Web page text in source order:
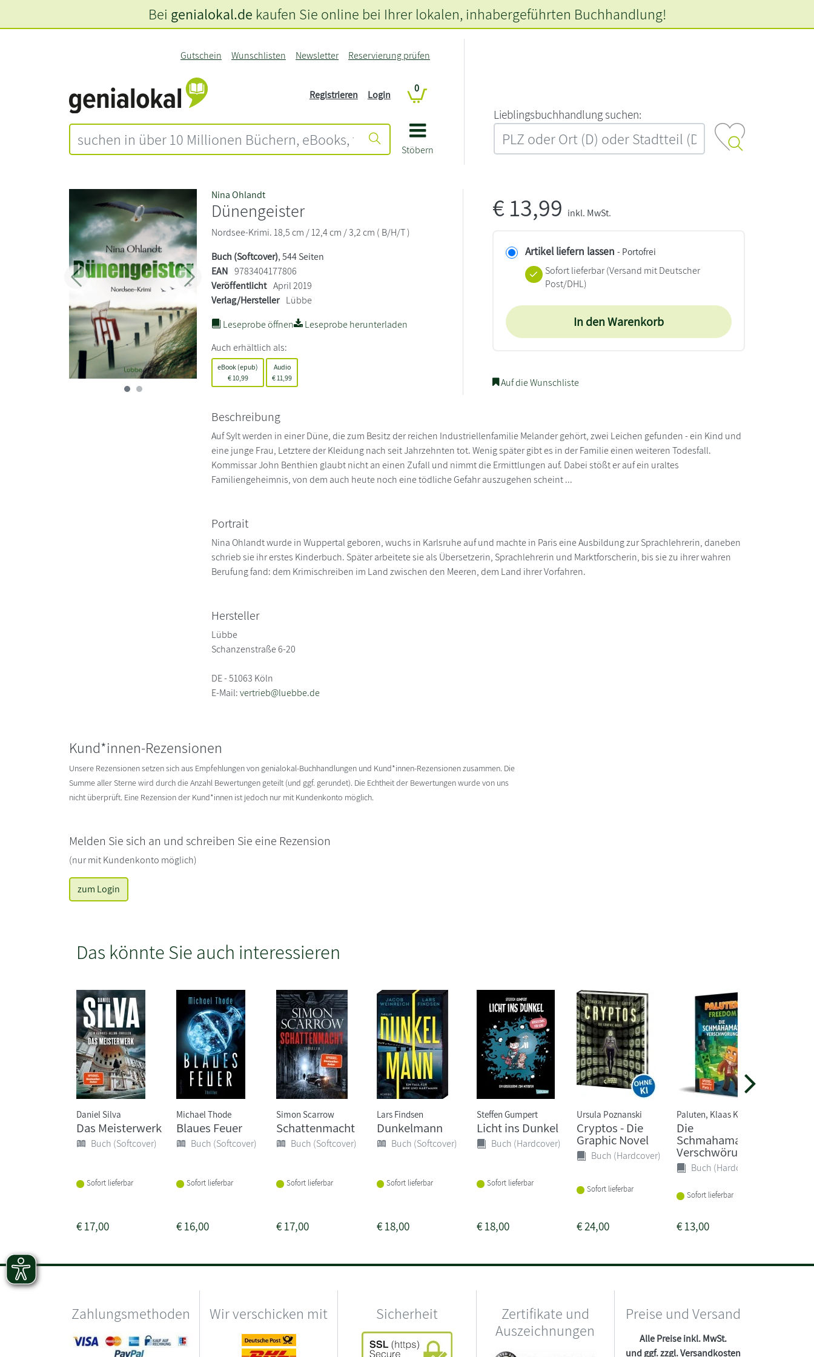
Stöbern
Gutschein Wunschlisten Newsletter Reservierung prüfen
Registrieren Login
0
L‍i‍e‍b‍l‍i‍n‍g‍s‍b‍u‍c‍h‍h‍a‍n‍d‍l‍u‍n‍g‍ ‍s‍u‍c‍h‍e‍n‍:‍
Bei genialokal.de kaufen Sie online bei Ihrer lokalen, inhabergeführten Buchhandlung!
Zurück Weiter
Nina Ohlandt
Dünengeister
Nordsee-Krimi. 18,5 cm / 12,4 cm / 3,2 cm ( B/H/T )
Buch (Softcover), 544 Seiten
EAN 9783404177806
Veröffentlicht April 2019
Verlag/Hersteller Lübbe
Leseprobe öffnen
Leseprobe herunterladen
Auch erhältlich als:
eBook (epub)
€10,99
Audio
€ 11,99
€13,99 inkl. MwSt.
Artikel liefern lassen - Portofrei
Sofort lieferbar(Versand mit Deutscher
Post/DHL)
In den Warenkorb
Auf die Wunschliste
Beschreibung
Auf Sylt werden in einer Düne, die zum Besitz der reichen Industriellenfamilie Melander gehört, zwei Leichen gefunden - ein Kind und
eine junge Frau, Letztere der Kleidung nach seit Jahrzehnten tot. Wenig später gibt es in der Familie einen weiteren Todesfall.
Kommissar John Benthien glaubt nicht an einen Zufall und nimmt die Ermittlungen auf. Dabei stößt er auf ein uraltes
Familiengeheimnis, von dem auch heute noch eine tödliche Gefahr auszugehen scheint ...
Portrait
Nina Ohlandt wurde in Wuppertal geboren, wuchs in Karlsruhe auf und machte in Paris eine Ausbildung zur Sprachlehrerin, daneben
schrieb sie ihr erstes Kinderbuch. Später arbeitete sie als Übersetzerin, Sprachlehrerin und Marktforscherin, bis sie zu ihrer wahren
Berufung fand: dem Krimischreiben im Land zwischen den Meeren, dem Land ihrer Vorfahren.
Hersteller
Lübbe
Schanzenstraße 6-20
DE - 51063 Köln
E-Mail:vertrieb@luebbe.de
Kund*innen-Rezensionen
Unsere Rezensionen setzen sich aus Empfehlungen von genialokal-Buchhandlungen und Kund*innen-Rezensionen zusammen. Die
Summe aller Sterne wird durch die Anzahl Bewertungen geteilt (und ggf. gerundet). Die Echtheit der Bewertungen wurde von uns
nicht überprüft. Eine Rezension der Kund*innen ist jedoch nur mit Kundenkonto möglich.
Melden Sie sich an und schreiben Sie eine Rezension
(nur mit Kundenkonto möglich)
zum Login
Das könnte Sie auch interessieren
Daniel Silva
Das Meisterwerk
Buch (Softcover)
Sofort lieferbar
€17,00
Michael Thode
Blaues Feuer
Buch (Softcover)
Sofort lieferbar
€16,00
Simon Scarrow
Schattenmacht
Buch (Softcover)
Sofort lieferbar
€17,00
Lars Findsen
Dunkelmann
Buch (Softcover)
Sofort lieferbar
€18,00
Steffen Gumpert
Licht ins Dunkel
Buch (Hardcover)
Sofort lieferbar
€18,00
Ursula Poznanski
Cryptos - Die
Graphic Novel
Buch (Hardcover)
Sofort lieferbar
€24,00
Paluten, Klaas Kern
Die
Schmahamas-
Verschwörung
Buch (Hardcover)
Sofort lieferbar
€13,00
Zahlungsmethoden Wir verschicken mit Sicherheit
Zertifikate und
Auszeichnungen
Preise und Versand
Alle Preise inkl. MwSt.
und ggf. zzgl.Versandkosten